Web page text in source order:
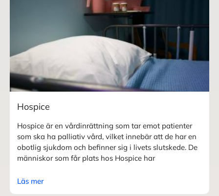
Hospice
Hospice är en vårdinrättning som tar emot patienter
som ska ha palliativ vård, vilket innebär att de har en
obotlig sjukdom och befinner sig i livets slutskede. De
människor som får plats hos Hospice har
Läs mer